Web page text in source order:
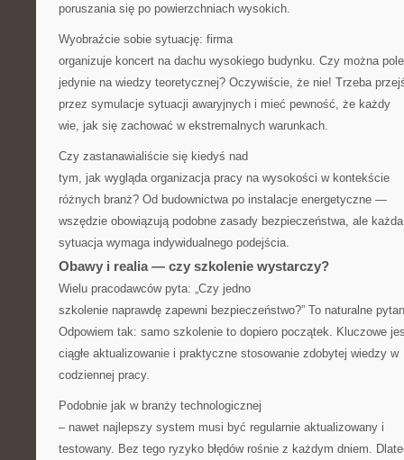
poruszania się po powierzchniach wysokich.
Wyobraźcie sobie sytuację: firma
organizuje koncert na dachu wysokiego budynku. Czy można
jedynie na wiedzy teoretycznej? Oczywiście, że nie! Trzeba
przez symulacje sytuacji awaryjnych i mieć pewność, że każdy
wie, jak się zachować w ekstremalnych warunkach.
Czy zastanawialiście się kiedyś nad
tym, jak wygląda organizacja pracy na wysokości w kontekście
różnych branż? Od budownictwa po instalacje energetyczne —
wszędzie obowiązują podobne zasady bezpieczeństwa, ale każda
sytuacja wymaga indywidualnego podejścia.
Obawy i realia — czy szkolenie wystarczy?
Wielu pracodawców pyta: „Czy jedno
szkolenie naprawdę zapewni bezpieczeństwo?” To naturalne
Odpowiem tak: samo szkolenie to dopiero początek. Kluczowe
ciągłe aktualizowanie i praktyczne stosowanie zdobytej wiedzy w
codziennej pracy.
Podobnie jak w branży technologicznej
– nawet najlepszy system musi być regularnie aktualizowany i
testowany. Bez tego ryzyko błędów rośnie z każdym dniem.